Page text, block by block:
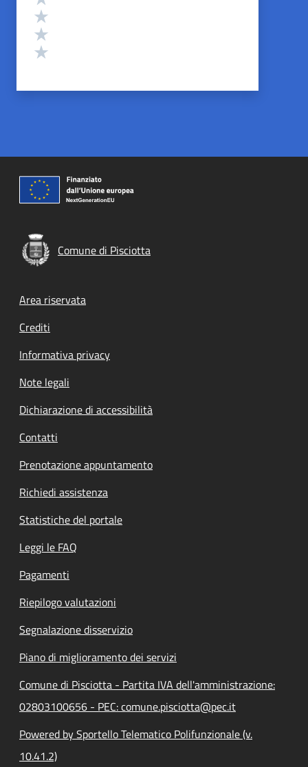
Comune di Pisciotta
Footer menu
Area riservata
Crediti
Informativa privacy
Note legali
Dichiarazione di accessibilità
Contatti
Prenotazione appuntamento
Richiedi assistenza
Statistiche del portale
Leggi le FAQ
Pagamenti
Riepilogo valutazioni
Segnalazione disservizio
Piano di miglioramento dei servizi
Comune di Pisciotta - Partita IVA dell'amministrazione:
02803100656 - PEC: comune.pisciotta@pec.it
Powered by Sportello Telematico Polifunzionale (v.
10.41.2)